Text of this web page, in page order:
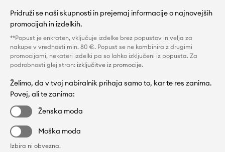
Pridruži se naši skupnosti in prejemaj informacije o najnovejših
promocijah in izdelkih.
**Popust je enkraten, vključuje izdelke brez popustov in velja za
nakupe v vrednosti min. 80 €. Popust se ne kombinira z drugimi
promocijami, nekateri izdelki pa so lahko izključeni iz popusta. Za
podrobnosti glej stran: izključitve iz promocije.
Želimo, da v tvoj nabiralnik prihaja samo to, kar te res zanima.
Povej, ali te zanima:
Ženska moda
Moška moda
Izbira ni obvezna.